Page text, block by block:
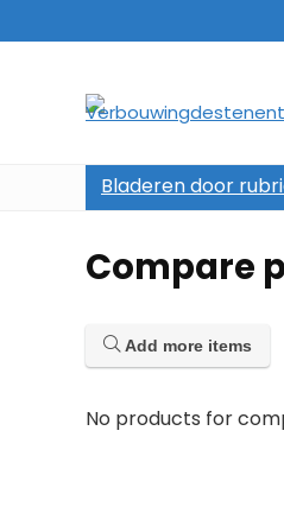
Bladeren door
Compare
Add more items
No products for